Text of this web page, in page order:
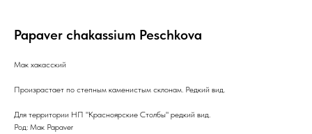
Papaver chakassium Peschkova
Мак хакасский
Произрастает по степным каменистым склонам. Редкий вид.
Для территории НП "Красноярские Столбы" редкий вид.
Род: Мак Papaver